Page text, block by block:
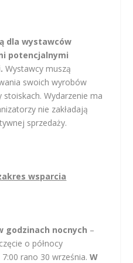
dla wystawców
potencjalnymi
Wystawcy muszą
swoich wyrobów
Wydarzenie ma
nie zakładają
sprzedaży.
wsparcia
godzinach nocnych –
o północy
rano 30 września. W